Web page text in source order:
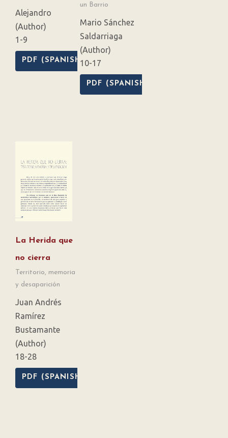
Alejandro
(Author)
1-9
PDF (SPANISH)
un Barrio
Mario Sánchez
Saldarriaga
(Author)
10-17
PDF (SPANISH)
La Herida que
no cierra
Territorio, memoria
y desaparición
Juan Andrés
Ramírez
Bustamante
(Author)
18-28
PDF (SPANISH)